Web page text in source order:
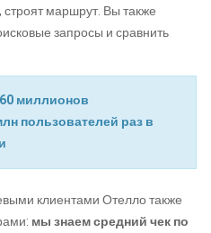
маршрут. Вы также
запросы и сравнить
миллионов
пользователей раз в
клиентами Отелло также
мы знаем средний чек по